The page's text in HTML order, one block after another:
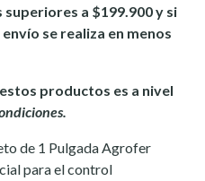
a $199.900 y si
se realiza en menos
productos es a nivel
de 1 Pulgada Agrofer
para el control